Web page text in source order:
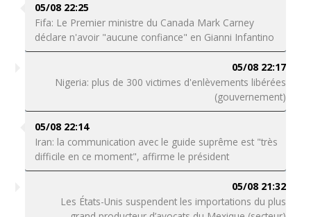
05/08 22:25
Fifa: Le Premier ministre du Canada Mark Carney
déclare n'avoir "aucune confiance" en Gianni Infantino
05/08 22:17
Nigeria: plus de 300 victimes d'enlèvements libérées
(gouvernement)
05/08 22:14
Iran: la communication avec le guide suprême est "très
difficile en ce moment", affirme le président
05/08 21:32
Les États-Unis suspendent les importations du plus